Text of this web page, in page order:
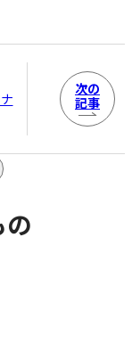
次の
記事